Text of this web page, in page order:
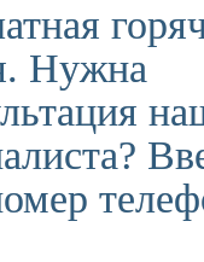
Нужна